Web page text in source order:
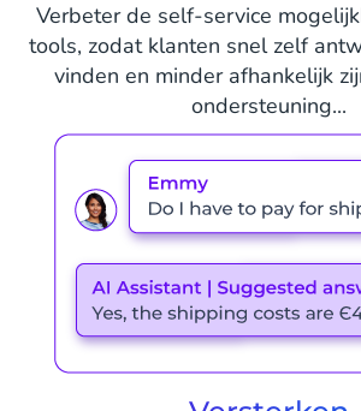
Verbeter de self-service
tools, zodat klanten snel zelf
vinden en minder afhankelijk
ondersteuning...